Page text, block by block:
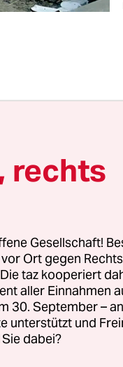
Abnabelung
die
die
das der
der
als unter
zu
rechts
Gesellschaft!
Ort gegen
taz kooperiert
aller Einnahmen
30. September –
unterstützt und
dabei?